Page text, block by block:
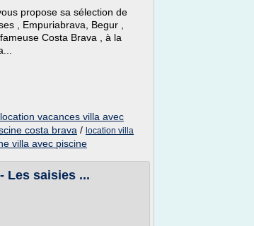
propose sa sélection de
, Empuriabrava, Begur ,
Costa Brava , à la
location vacances villa avec
costa brava / location villa
villa avec piscine
Les saisies ...